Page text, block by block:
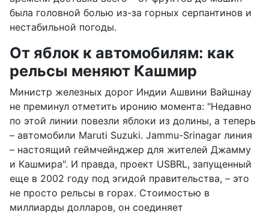
была головной болью из-за горных серпантинов и
нестабильной погоды.
От яблок к автомобилям: как
рельсы меняют Кашмир
Министр железных дорог Индии Ашвини Вайшнау
не преминул отметить иронию момента: "Недавно
по этой линии повезли яблоки из долины, а теперь
– автомобили Maruti Suzuki. Jammu-Srinagar линия
– настоящий геймчейнджер для жителей Джамму
и Кашмира". И правда, проект USBRL, запущенный
еще в 2002 году под эгидой правительства, – это
не просто рельсы в горах. Стоимостью в
миллиарды долларов, он соединяет